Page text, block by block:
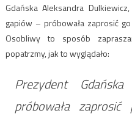
Gdańska Aleksandra
gapiów – próbowała zaprosić
Osobliwy to sposób
popatrzmy, jak to wyglądało:
Prezydent
próbowała